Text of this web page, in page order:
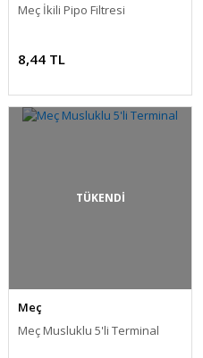
Meç İkili Pipo Filtresi
8,44 TL
TÜKENDİ
Meç
Meç Musluklu 5'li Terminal